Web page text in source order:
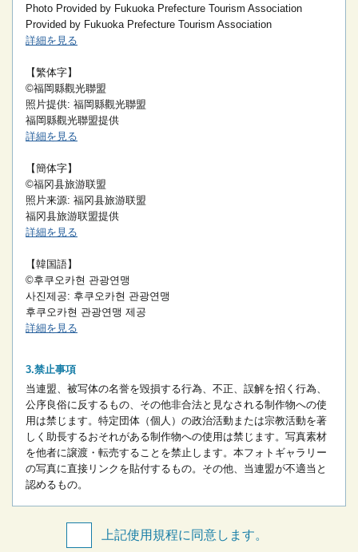
Photo Provided by Fukuoka Prefecture Tourism Association
Provided by Fukuoka Prefecture Tourism Association
詳細を見る
【繁体字】
©福岡縣觀光聯盟
照片提供: 福岡縣觀光聯盟
福岡縣觀光聯盟提供
詳細を見る
【簡体字】
©福冈县旅游联盟
照片来源: 福冈县旅游联盟
福冈县旅游联盟提供
詳細を見る
【韓国語】
©후쿠오카현 관광연맹
사진제공: 후쿠오카현 관광연맹
후쿠오카현 관광연맹 제공
詳細を見る
禁止事項
当連盟、被写体の名誉を毀損する行為、不正、誤解を招く行為、
公序良俗に反するもの、その他非合法と見なされる制作物への使
用は禁じます。 特定団体（個人）の政治活動または宗教活動を著
しく助長するおそれがある制作物への使用は禁じます。 写真素材
を他者に譲渡・転売することを禁止します。 本フォトギャラリー
の写真に直接リンクを貼付するもの。 その他、当連盟が不適当と
認めるもの。
上記使用規程に同意します。